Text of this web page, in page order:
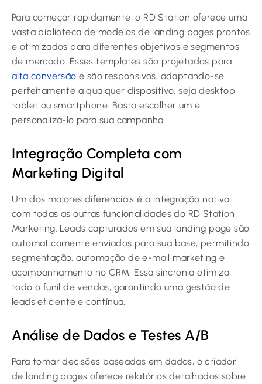
Para começar rapidamente, o RD Station oferece uma
vasta biblioteca de modelos de landing pages prontos
e otimizados para diferentes objetivos e segmentos
de mercado. Esses templates são projetados para
alta conversão e são responsivos, adaptando-se
perfeitamente a qualquer dispositivo, seja desktop,
tablet ou smartphone. Basta escolher um e
personalizá-lo para sua campanha.
Integração Completa com
Marketing Digital
Um dos maiores diferenciais é a integração nativa
com todas as outras funcionalidades do RD Station
Marketing. Leads capturados em sua landing page são
automaticamente enviados para sua base, permitindo
segmentação, automação de e-mail marketing e
acompanhamento no CRM. Essa sincronia otimiza
todo o funil de vendas, garantindo uma gestão de
leads eficiente e contínua.
Análise de Dados e Testes A/B
Para tomar decisões baseadas em dados, o criador
de landing pages oferece relatórios detalhados sobre